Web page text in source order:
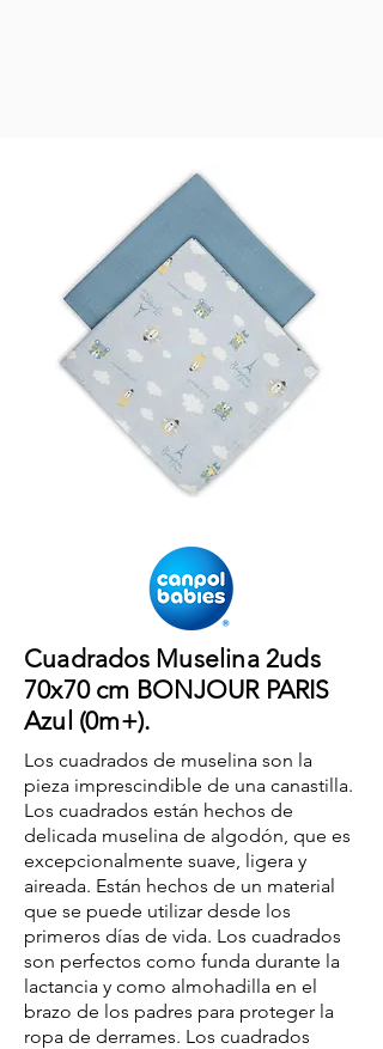
Cuadrados Muselina 2uds
70x70 cm BONJOUR PARIS
Azul (0m+).
Los cuadrados de muselina son la
pieza imprescindible de una canastilla.
Los cuadrados están hechos de
delicada muselina de algodón, que es
excepcionalmente suave, ligera y
aireada. Están hechos de un material
que se puede utilizar desde los
primeros días de vida. Los cuadrados
son perfectos como funda durante la
lactancia y como almohadilla en el
brazo de los padres para proteger la
ropa de derrames. Los cuadrados